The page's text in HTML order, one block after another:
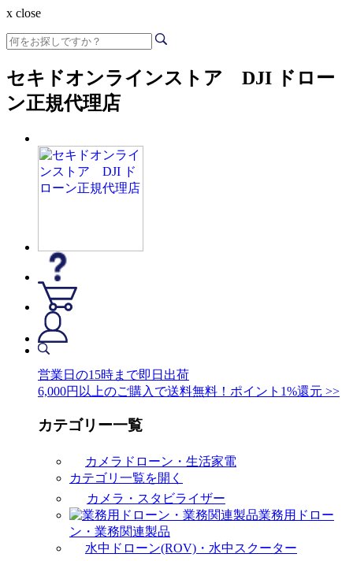
x close
セキドオンラインストア DJI ドロー
ン正規代理店
営業日の15時まで即日出荷
6,000円以上のご購入で送料無料！ポイント1%還元 >>
カテゴリー一覧
カメラドローン・生活家電
カテゴリ一覧を開く
カメラ・スタビライザー
業務用ドロー
ン・業務関連製品
水中ドローン(ROV)・水中スクーター